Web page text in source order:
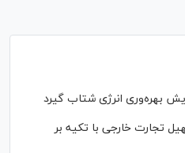
بهره‌وری انرژی شتاب گیرد
تجارت خارجی با تکیه بر